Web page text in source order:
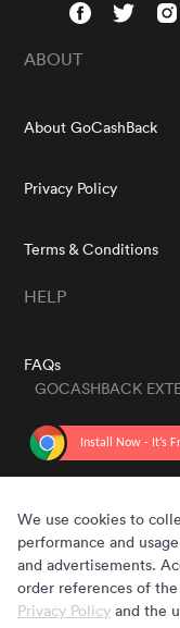
ABOUT
About GoCashBack
Privacy Policy
Terms & Conditions
HELP
FAQs
GOCASHBACK
We use cookies to
performance and
and advertisements.
order references of
Privacy Policy and the